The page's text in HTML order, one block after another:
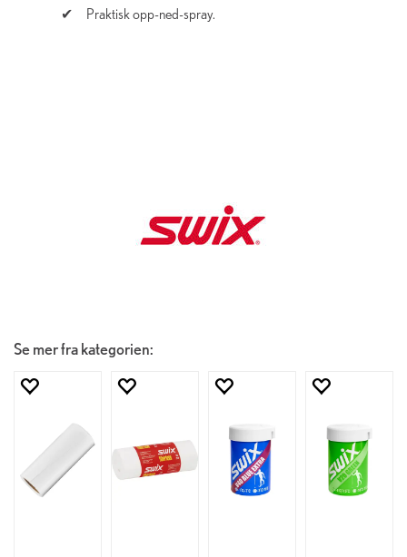
Praktisk opp-ned-spray.
Se mer fra kategorien: